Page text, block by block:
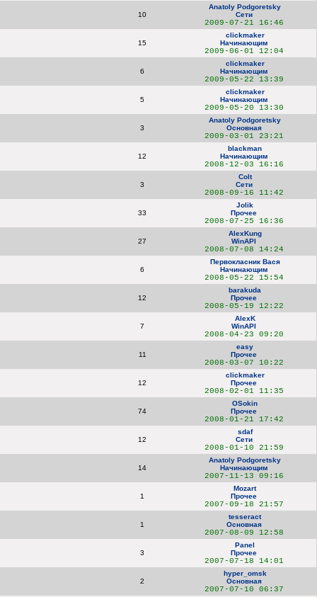
10
Anatoly Podgoretsky
Сети
2009-07-21 16:46
15
clickmaker
Начинающим
2009-06-01 12:04
6
clickmaker
Начинающим
2009-05-22 13:39
5
clickmaker
Начинающим
2009-05-20 13:30
3
Anatoly Podgoretsky
Основная
2009-03-01 23:21
12
blackman
Начинающим
2008-12-03 16:16
3
Colt
Сети
2008-09-16 11:42
33
Jolik
Прочее
2008-07-25 16:36
27
AlexKung
WinAPI
2008-07-08 14:24
6
Первокласник Вася
Начинающим
2008-05-22 15:54
12
barakuda
Прочее
2008-05-19 12:22
7
AlexK
WinAPI
2008-04-23 09:20
11
easy
Прочее
2008-03-07 10:22
12
clickmaker
Прочее
2008-02-01 11:35
74
OSokin
Прочее
2008-01-21 17:42
12
sdaf
Сети
2008-01-10 21:59
14
Anatoly Podgoretsky
Начинающим
2007-11-13 09:16
1
Mozart
Прочее
2007-09-18 21:57
1
tesseract
Основная
2007-08-09 12:58
3
Panel
Прочее
2007-07-18 14:01
2
hyper_omsk
Основная
2007-07-10 06:37